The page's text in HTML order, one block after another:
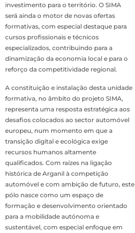
investimento para o território. O SIMA
será ainda o motor de novas ofertas
formativas, com especial destaque para
cursos profissionais e técnicos
especializados, contribuindo para a
dinamização da economia local e para o
reforço da competitividade regional.
A constituição e instalação desta unidade
formativa, no âmbito do projeto SIMA,
representa uma resposta estratégica aos
desafios colocados ao sector automóvel
europeu, num momento em que a
transição digital e ecológica exige
recursos humanos altamente
qualificados. Com raízes na ligação
histórica de Arganil à competição
automóvel e com ambição de futuro, este
pólo nasce como um espaço de
formação e desenvolvimento orientado
para a mobilidade autónoma e
sustentável, com especial enfoque em